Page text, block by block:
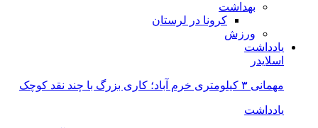
بهداشت
کرونا در لرستان
ورزش
یادداشت
اسلایدر
مهمانی ۳ کیلومتری خرم آباد؛ کاری بزرگ با چند نقد کوچک
یادداشت